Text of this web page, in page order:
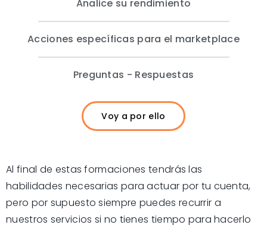
Analice su rendimiento
Acciones específicas para el marketplace
Preguntas - Respuestas
Voy a por ello
Al final de estas formaciones tendrás las
habilidades necesarias para actuar por tu cuenta,
pero por supuesto siempre puedes recurrir a
nuestros servicios si no tienes tiempo para hacerlo